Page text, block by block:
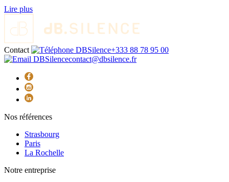
Lire plus
Contact
+333 88 78 95 00
contact@dbsilence.fr
Nos références
Strasbourg
Paris
La Rochelle
Notre entreprise